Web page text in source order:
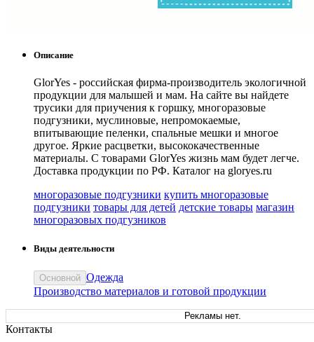
Описание
GlorYes - российская фирма-производитель экологичной
продукции для малышей и мам. На сайте вы найдете
трусики для приучения к горшку, многоразовые
подгузники, муслиновые, непромокаемые,
впитывающие пеленки, спальные мешки и многое
другое. Яркие расцветки, высококачественные
материалы. С товарами GlorYes жизнь мам будет легче.
Доставка продукции по РФ. Каталог на gloryes.ru
многоразовые подгузники купить многоразовые
подгузники товары для детей детские товары магазин
многоразовых подгузников
Виды деятельности
Основной Одежда
Производство материалов и готовой продукции
Рекламы нет.
Контакты